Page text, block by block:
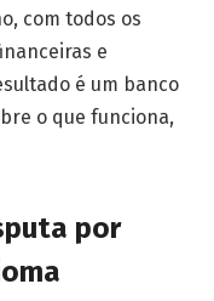
com todos os
e
é um banco
o que funciona,
por